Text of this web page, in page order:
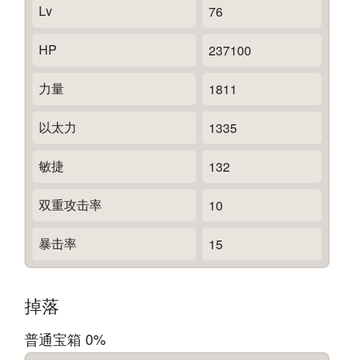
Lv 76
HP 237100
力量 1811
以太力 1335
敏捷 132
双重攻击率 10
暴击率 15
掉落
普通宝箱 0%